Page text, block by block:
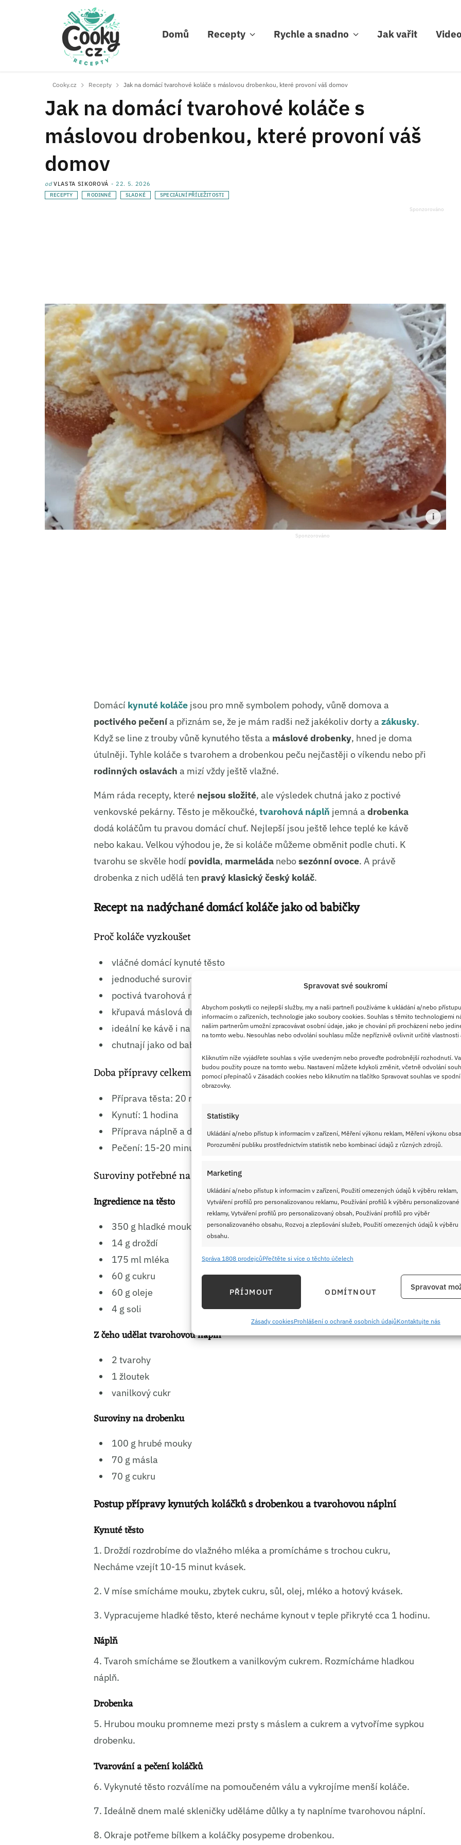
Spravovat své soukromí
Abychom poskytli co nejlepší služby, my a naši partneři používáme k ukládání a/nebo
informacím o zařízeních, technologie jako soubory cookies. Souhlas s těmito technologiemi
našim partnerům umožní zpracovávat osobní údaje, jako je chování při procházení nebo
na tomto webu. Nesouhlas nebo odvolání souhlasu může nepříznivě ovlivnit určité vlastnosti
Kliknutím níže vyjádřete souhlas s výše uvedeným nebo proveďte podrobnější rozhodnutí.
budou použity pouze na tomto webu. Nastavení můžete kdykoli změnit, včetně odvolání
pomocí přepínačů v Zásadách cookies nebo kliknutím na tlačítko Spravovat souhlas ve
obrazovky.
Statistiky
Ukládání a/nebo přístup k informacím v zařízení, Měření výkonu reklam, Měření výkonu
Porozumění publiku prostřednictvím statistik nebo kombinací údajů z různých zdrojů.
Marketing
Ukládání a/nebo přístup k informacím v zařízení, Použití omezených údajů k výběru reklam,
Vytváření profilů pro personalizovanou reklamu, Používání profilů k výběru personalizované
reklamy, Vytváření profilů pro personalizovaný obsah, Používání profilů pro výběr
personalizovaného obsahu, Rozvoj a zlepšování služeb, Použití omezených údajů k výběru
obsahu.
Funkce
Identifikace zařízení na základě automaticky přenášených informací.
Používání přesných údajů o zeměpisné poloze, Identifikace zařízení na
základě aktivně požadovaných informací.
Správa 1808 prodejcůPřečtěte si více o těchto účelech
PŘÍJMOUT ODMÍTNOUT
Spravovat
Zásady cookiesProhlášení o ochraně osobních údajůKontaktujte nás
Domů Recepty Rychle a snadno Jak vařit Video
Cooky.cz Recepty Jak na domácí tvarohové koláče s máslovou drobenkou, které provoní váš domov
Jak na domácí tvarohové koláče s
máslovou drobenkou, které provoní váš
domov
odVLASTA SIKOROVÁ 22. 5. 2026
RECEPTY RODINNÉ SLADKÉ SPECIÁLNÍ PŘÍLEŽITOSTI
Domácí kynuté koláčejsou pro mně symbolem pohody, vůně domova a
poctivého pečenía přiznám se, že je mám radši než jakékoliv dorty a zákusky.
Když se line z trouby vůně kynutého těsta a máslové drobenky, hned je doma
útulněji. Tyhle koláče s tvarohem a drobenkou peču nejčastěji o víkendu nebo při
rodinných oslavách a mizí vždy ještě vlažné.
Mám ráda recepty, které nejsou složité, ale výsledek chutná jako z poctivé
venkovské pekárny. Těsto je měkoučké, tvarohová náplň jemná a drobenka
dodá koláčům tu pravou domácí chuť. Nejlepší jsou ještě lehce teplé ke kávě
nebo kakau. Velkou výhodou je, že si koláče můžeme obměnit podle chuti. K
tvarohu se skvěle hodí povidla, marmeládanebosezónní ovoce. A právě
drobenka z nich udělá ten pravý klasický český koláč.
Recept na nadýchané domácí koláče jako od babičky
Proč koláče vyzkoušet
vláčné domácí kynuté těsto
jednoduché suroviny
poctivá tvarohová náplň
křupavá máslová drobenka
ideální ke kávě i na oslavy
chutnají jako od babičky
Doba přípravy celkem: 1 hodina 55 minut
Příprava těsta: 20 minut
Kynutí: 1 hodina
Příprava náplně a drobenky: 15 minut
Pečení: 15-20 minut
Suroviny potřebné na přípravu koláčků s tvarohem a drobenkou
Ingredience na těsto
350 g hladké mouky
14 g droždí
175 ml mléka
60 g cukru
60 g oleje
4 g soli
Z čeho udělat tvarohovou náplň
2 tvarohy
1 žloutek
vanilkový cukr
Suroviny na drobenku
100 g hrubé mouky
70 g másla
70 g cukru
Postup přípravy kynutých koláčků s drobenkou a tvarohovou náplní
Kynuté těsto
1. Droždí rozdrobíme do vlažného mléka a promícháme s trochou cukru,
Necháme vzejít 10-15 minut kvásek.
2. V míse smícháme mouku, zbytek cukru, sůl, olej, mléko a hotový kvásek.
3. Vypracujeme hladké těsto, které necháme kynout v teple přikryté cca 1 hodinu.
Náplň
4. Tvaroh smícháme se žloutkem a vanilkovým cukrem. Rozmícháme hladkou
náplň.
Drobenka
5. Hrubou mouku promneme mezi prsty s máslem a cukrem a vytvoříme sypkou
drobenku.
Tvarování a pečení koláčků
6. Vykynuté těsto rozválíme na pomoučeném válu a vykrojíme menší koláče.
7. Ideálně dnem malé skleničky uděláme důlky a ty naplníme tvarohovou náplní.
8. Okraje potřeme bílkem a koláčky posypeme drobenkou.